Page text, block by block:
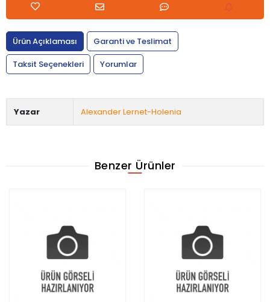
Ürün Açıklaması
Garanti ve Teslimat
Taksit Seçenekleri
Yorumlar
Yazar Alexander Lernet-Holenia
Benzer Ürünler